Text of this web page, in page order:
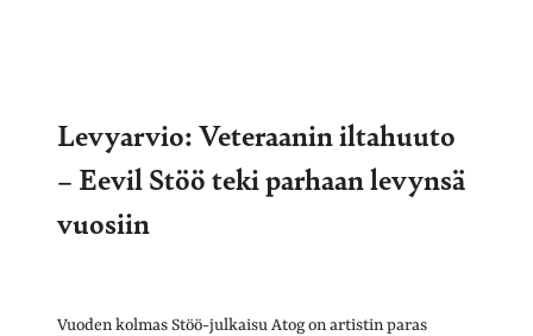
Levyarvio: Veteraanin iltahuuto
– Eevil Stöö teki parhaan levynsä
vuosiin
Vuoden kolmas Stöö-julkaisu Atog on artistin paras